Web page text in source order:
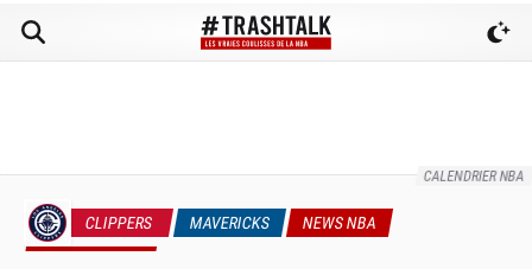
CALENDRIER NBA
CLIPPERS MAVERICKS
NEWS NBA